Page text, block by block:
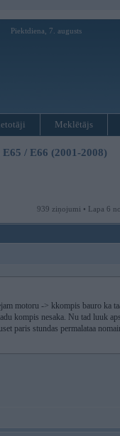
Piektdiena, 7. augusts
Meklētājs
E65 / E66 (2001-2008)
939 ziņojumi • Lapa 6
motoru -> kkompis bauro ka
kompis nesaka. Nu tad luuk
paris stundas permalataa